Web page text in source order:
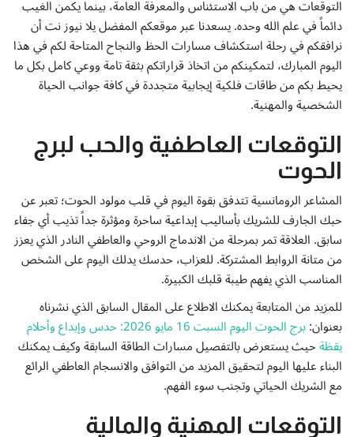
التوقعات هي من باب الاستئناس والمعرفة العامة، بينما يكمن الغيب
دائماً في علم الله وحده. يسعدنا عبر موقعكم المفضل يلا نيوز نت أن
نرافقكم في رحلة استكشاف مسارات الحظ والنجاح المتاحة لكم في هذا
اليوم المبارك، لتمكينكم من اتخاذ قراراتكم بثقة تامة ووعي كامل بكل ما
يحيط بكم من طاقات فلكية إيجابية متجددة في كافة جوانب الحياة
الشخصية والمهنية.
التوقعات العاطفية والحب لبرج
الحوت
المشاعر الرومانسية تتدفق بقوة اليوم في قلب مولود الحوت؛ تعبر عن
حبك الجارف للشريك بأساليب إبداعية ساحرة ومؤثرة جداً تذيب أي جفاء
سابق. العلاقة تمر بمرحلة من الاندماج الروحي والعاطفي النادر الذي يعزز
من متانة الروابط المشتركة. للعزاب، حدسك يدلك اليوم على الشخص
المناسب الذي يفهم طيبة قلبك الكبيرة.
للمزيد من المتابعة يمكنك الاطلاع على المقال السابق الذي نشرناه
بعنوان: برج الحوت اليوم السبت 16 مايو 2026: حدس وإبداع وأحلام
يقظةحيث يستعرض بالتفصيل مسارات الطاقة السابقة وكيف يمكنك
البناء عليها اليوم لتحقيق المزيد من التوافق والانسجام العاطفي الرائع
مع الشريك الحياتي وتجنب سوء الفهم.
التوقعات المهنية والمالية